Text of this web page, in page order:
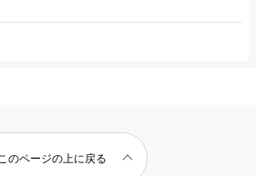
のページの上に戻る